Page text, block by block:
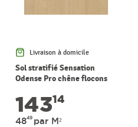
Livraison à domicile
Sol stratifié Sensation
Odense Pro chêne flocons
14314
4849 par M²